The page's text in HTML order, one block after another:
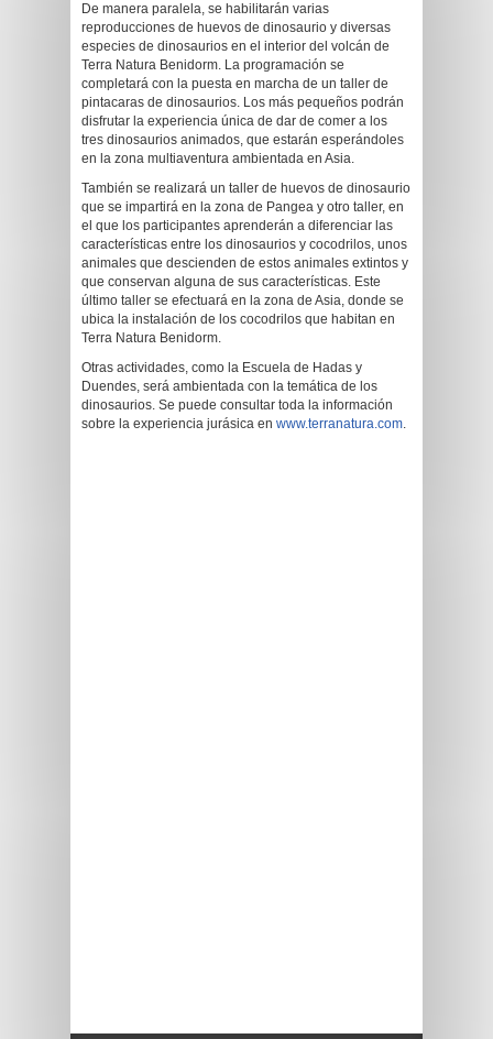
De manera paralela, se habilitarán varias
reproducciones de huevos de dinosaurio y diversas
especies de dinosaurios en el interior del volcán de
Terra Natura Benidorm. La programación se
completará con la puesta en marcha de un taller de
pintacaras de dinosaurios. Los más pequeños podrán
disfrutar la experiencia única de dar de comer a los
tres dinosaurios animados, que estarán esperándoles
en la zona multiaventura ambientada en Asia.
También se realizará un taller de huevos de dinosaurio
que se impartirá en la zona de Pangea y otro taller, en
el que los participantes aprenderán a diferenciar las
características entre los dinosaurios y cocodrilos, unos
animales que descienden de estos animales extintos y
que conservan alguna de sus características. Este
último taller se efectuará en la zona de Asia, donde se
ubica la instalación de los cocodrilos que habitan en
Terra Natura Benidorm.
Otras actividades, como la Escuela de Hadas y
Duendes, será ambientada con la temática de los
dinosaurios. Se puede consultar toda la información
sobre la experiencia jurásica en www.terranatura.com.